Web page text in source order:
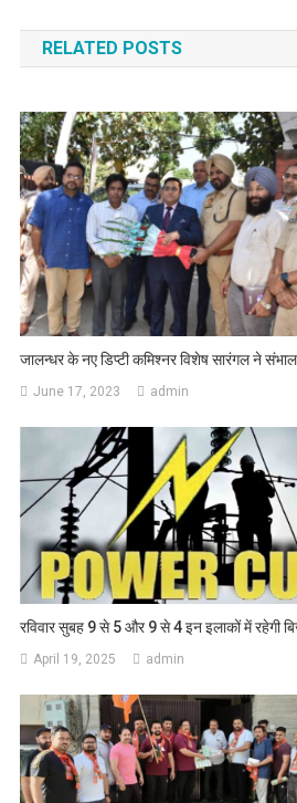
RELATED POSTS
जालन्धर के नए डिप्टी कमिश्नर विशेष सारंगल ने
June 17, 2023 admin
रविवार सुबह 9 से 5 और 9 से 4 इन इलाकों में रहेगी
April 19, 2025 admin